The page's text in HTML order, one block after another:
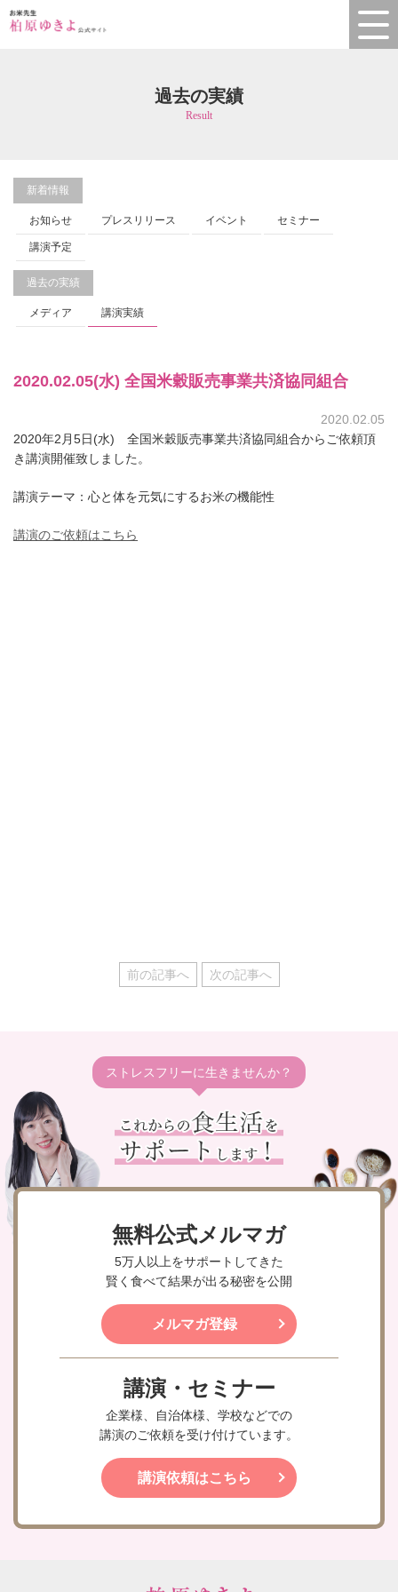
過去の実績
Result
新着情報
お知らせ プレスリリース イベント セミナー
講演予定
過去の実績
メディア 講演実績
2020.02.05(水) 全国米穀販売事業共済協同組合
2020.02.05
2020年2月5日(水) 全国米穀販売事業共済協同組合からご依頼頂
き講演開催致しました。
講演テーマ：心と体を元気にするお米の機能性
講演のご依頼はこちら
前の記事へ 次の記事へ
ストレスフリーに生きませんか？
無料公式メルマガ
5万人以上をサポートしてきた
賢く食べて結果が出る秘密を公開
メルマガ登録
講演・セミナー
企業様、自治体様、学校などでの
講演のご依頼を受け付けています。
講演依頼はこちら